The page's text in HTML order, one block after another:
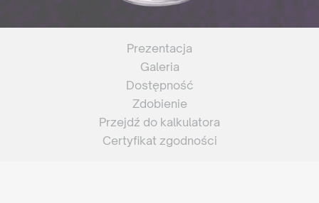
Prezentacja
Galeria
Dostępność
Zdobienie
Przejdź do kalkulatora
Certyfikat zgodności